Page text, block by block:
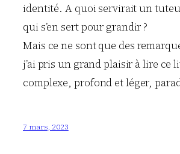
identité. A quoi servirait un
qui s’en sert pour grandir ?
Mais ce ne sont que des
j’ai pris un grand plaisir à lire ce
complexe, profond et léger,
7 mars, 2023